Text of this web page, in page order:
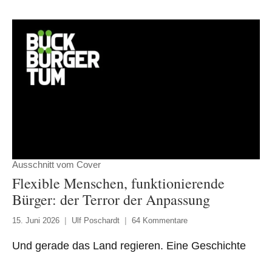
Ausschnitt vom Cover
Flexible Menschen, funktionierende
Bürger: der Terror der Anpassung
15. Juni 2026 Ulf Poschardt 64 Kommentare
Und gerade das Land regieren. Eine Geschichte